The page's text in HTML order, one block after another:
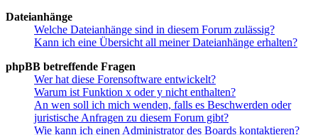
Dateianhänge
Welche Dateianhänge sind in diesem Forum zulässig?
Kann ich eine Übersicht all meiner Dateianhänge erhalten?
phpBB betreffende Fragen
Wer hat diese Forensoftware entwickelt?
Warum ist Funktion x oder y nicht enthalten?
An wen soll ich mich wenden, falls es Beschwerden oder
juristische Anfragen zu diesem Forum gibt?
Wie kann ich einen Administrator des Boards kontaktieren?